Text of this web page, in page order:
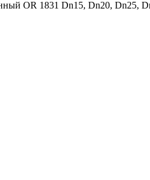
OR 1831 Dn15, Dn20, Dn25,